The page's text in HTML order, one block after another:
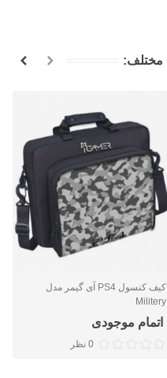
کیف کنسول PS4 آی گیمر مدل
Militery
اتمام موجودی
0 نظر